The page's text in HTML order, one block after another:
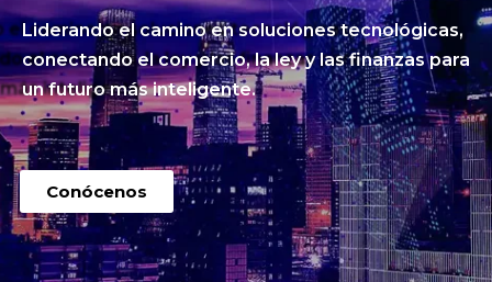
Liderando el camino en soluciones tecnológicas,
conectando el comercio, la ley y las finanzas para
un futuro más inteligente.
Conócenos